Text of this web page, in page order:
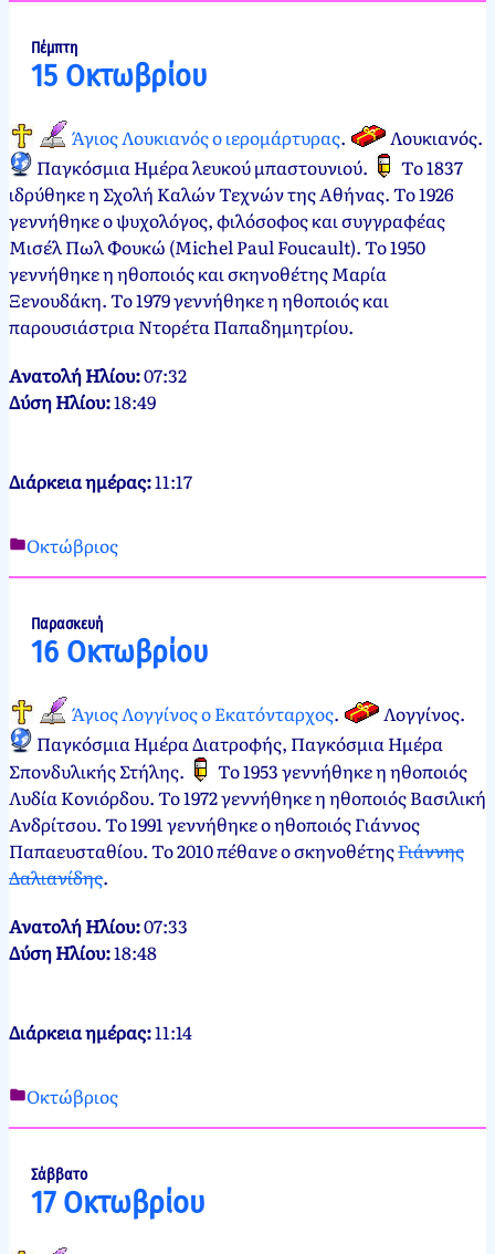
201214
Οκτωβρίου,
Πέμπτη
15 Οκτωβρίου
Άγιος Λουκιανός ο ιερομάρτυρας. Λουκιανός.
Παγκόσμια Ημέρα λευκού μπαστουνιού.
Το 1837
ιδρύθηκε η Σχολή Καλών Τεχνών της Αθήνας. Το 1926
γεννήθηκε ο ψυχολόγος, φιλόσοφος και συγγραφέας
Μισέλ Πωλ Φουκώ (Michel Paul Foucault). Το 1950
γεννήθηκε η ηθοποιός και σκηνοθέτης Μαρία
Ξενουδάκη. Το 1979 γεννήθηκε η ηθοποιός και
παρουσιάστρια Ντορέτα Παπαδημητρίου.
Ανατολή Ηλίου:07:32
Δύση Ηλίου:18:49
Διάρκεια ημέρας:11:17
Νεκτάριος
15
201215
Οκτωβρίου,
Οκτώβριος
Παρασκευή
16 Οκτωβρίου
Άγιος Λογγίνος ο Εκατόνταρχος. Λογγίνος.
Παγκόσμια Ημέρα Διατροφής, Παγκόσμια Ημέρα
Σπονδυλικής Στήλης.
Το 1953 γεννήθηκε η ηθοποιός
Λυδία Κονιόρδου. Το 1972 γεννήθηκε η ηθοποιός Βασιλική
Ανδρίτσου. Το 1991 γεννήθηκε ο ηθοποιός Γιάννος
Παπαευσταθίου. Το 2010 πέθανε ο σκηνοθέτηςΓιάννης
Δαλιανίδης.
Ανατολή Ηλίου:07:33
Δύση Ηλίου:18:48
Διάρκεια ημέρας:11:14
Νεκτάριος
16
201216
Οκτωβρίου,
Οκτώβριος
Σάββατο
17 Οκτωβρίου